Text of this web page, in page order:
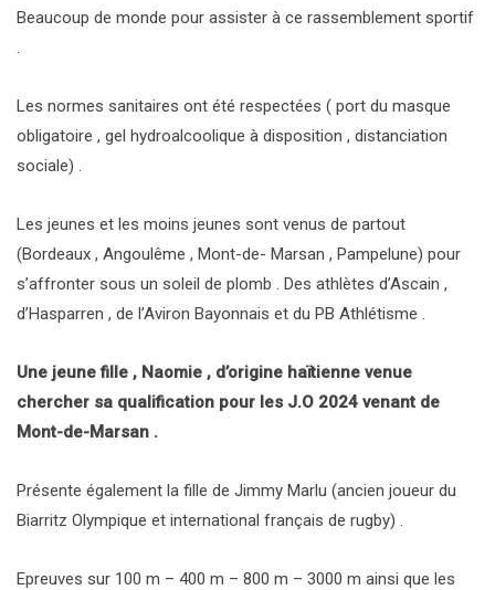
Beaucoup de monde pour assister à ce rassemblement sportif
.
Les normes sanitaires ont été respectées ( port du masque
obligatoire , gel hydroalcoolique à disposition , distanciation
sociale) .
Les jeunes et les moins jeunes sont venus de partout
(Bordeaux , Angoulême , Mont-de- Marsan , Pampelune) pour
s’affronter sous un soleil de plomb . Des athlètes d’Ascain ,
d’Hasparren , de l’Aviron Bayonnais et du PB Athlétisme .
Une jeune fille , Naomie , d’origine haïtienne venue
chercher sa qualification pour les J.O 2024 venant de
Mont-de-Marsan .
Présente également la fille de Jimmy Marlu (ancien joueur du
Biarritz Olympique et international français de rugby) .
Epreuves sur 100 m – 400 m – 800 m – 3000 m ainsi que les